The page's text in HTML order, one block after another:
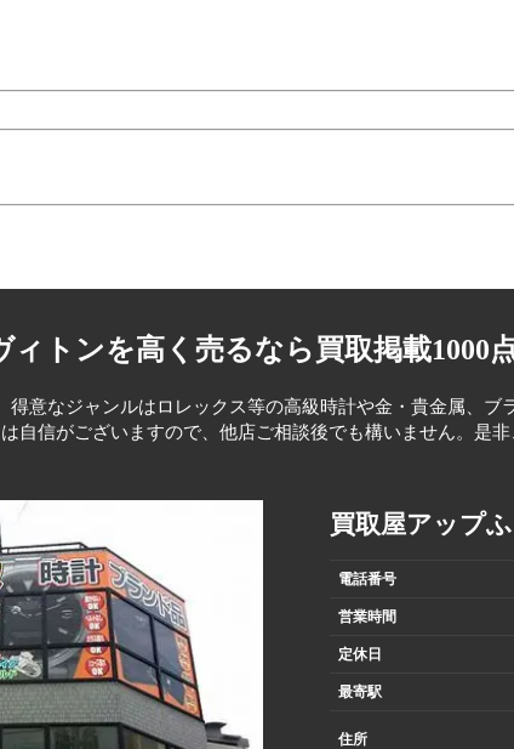
ィトンを高く売るなら買取掲載1000
得意なジャンルはロレックス等の高級時計や金・貴金属、ブ
自信がございますので、他店ご相談後でも構いません。是非
買取屋アップ
電話番号
営業時間
定休日
最寄駅
住所